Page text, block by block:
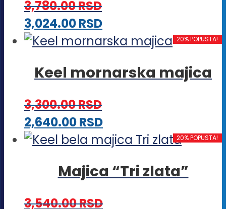
na
stranici
proizvoda.
3,780.00RSD
3,024.00RSDOvaj
proizvod
više
mogu
biti
izabrane
na
stranici
20% POPUSTA!
Keel mornarska majica
3,300.00RSD
2,640.00RSDOvaj
proizvod
više
20% POPUSTA!
Majica “Tri zlata”
3,540.00RSD